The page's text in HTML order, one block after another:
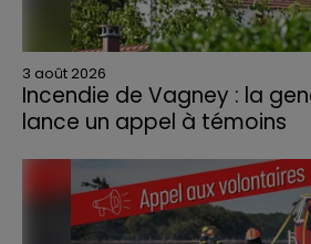
3 août 2026
Incendie de Vagney : la
lance un appel à témoins
au quartier résidentiel, avait
habitations et contraint à
centaine de personnes.